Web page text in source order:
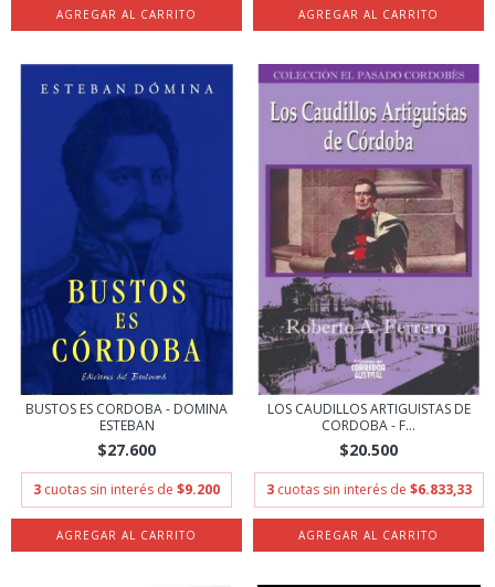
BUSTOS ES CORDOBA - DOMINA
ESTEBAN
$27.600
3 cuotas sin interés de $9.200
LOS CAUDILLOS ARTIGUISTAS DE
CORDOBA - F...
$20.500
3 cuotas sin interés de $6.833,33